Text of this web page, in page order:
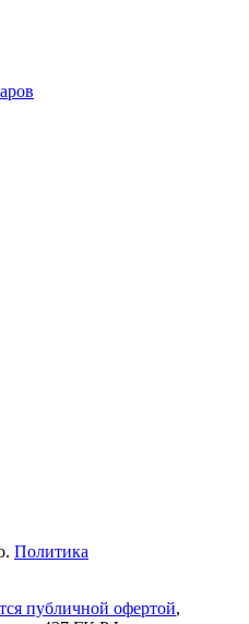
Политика
публичной офертой,